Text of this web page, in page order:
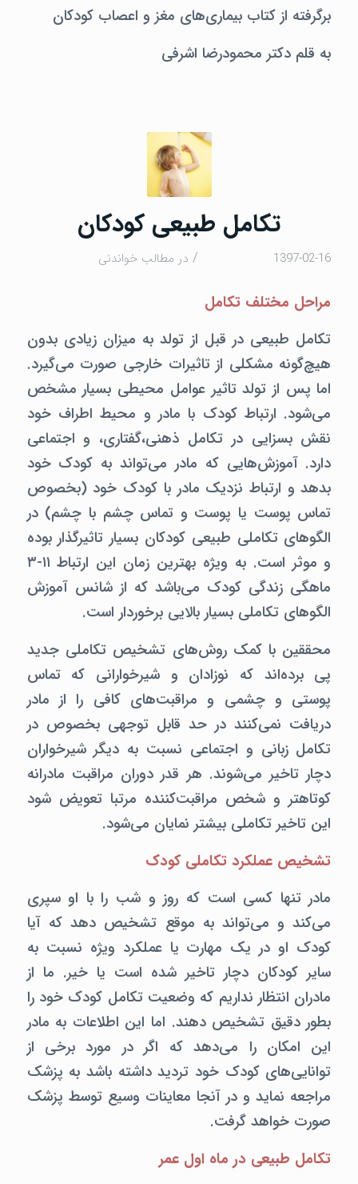
برگرفته از کتاب بیماری‌های مغز و اعصاب کودکان
به قلم دکتر محمودرضا اشرفی
تکامل طبیعی کودکان
1397-02-16
/ در مطالب خواندنی
مراحل مختلف تکامل
تکامل طبیعی در قبل از تولد به میزان زیادی بدون
هیچ‌گونه مشکلی از تاثیرات خارجی صورت می‌گیرد.
اما پس از تولد تاثیر عوامل محیطی بسیار مشخص
می‌شود. ارتباط کودک با مادر و محیط اطراف خود
نقش بسزایی در تکامل ذهنی،‌گفتاری،‌ و اجتماعی
دارد. آموزش‌هایی که مادر می‌تواند به کودک خود
بدهد و ارتباط نزدیک مادر با کودک خود (بخصوص
تماس پوست یا پوست و تماس چشم با چشم) در
الگوهای تکاملی طبیعی کودکان بسیار تاثیرگذار بوده
و موثر است. به ویژه بهترین زمان این ارتباط ۱۱-۳
ماهگی زندگی کودک می‌باشد که از شانس آموزش
الگوهای تکاملی بسیار بالایی برخوردار است.
محققین با کمک روش‌های تشخیص تکاملی جدید
پی برده‌اند که نوزادان و شیرخوارانی که تماس
پوستی و چشمی و مراقبت‌های کافی را از مادر
دریافت نمی‌کنند در حد قابل توجهی بخصوص در
تکامل زبانی و اجتماعی نسبت به دیگر شیرخواران
دچار تاخیر می‌شوند. هر قدر دوران مراقبت مادرانه
کوتاهتر و شخص مراقبت‌کننده مرتبا تعویض شود
این تاخیر تکاملی بیشتر نمایان می‌شود.
تشخیص عملکرد تکاملی کودک
مادر تنها کسی است که روز و شب را با او سپری
می‌کند و می‌تواند به موقع تشخیص دهد که آیا
کودک او در یک مهارت یا عملکرد ویژه نسبت به
سایر کودکان دچار تاخیر شده است یا خیر. ما از
مادران انتظار نداریم که وضعیت تکامل کودک خود را
بطور دقیق تشخیص دهند. اما این اطلاعات به مادر
این امکان را می‌دهد که اگر در مورد برخی از
توانایی‌های کودک خود تردید داشته باشد به پزشک
مراجعه نماید و در آنجا معاینات وسیع توسط پزشک
صورت خواهد گرفت.
تکامل طبیعی در ماه اول عمر